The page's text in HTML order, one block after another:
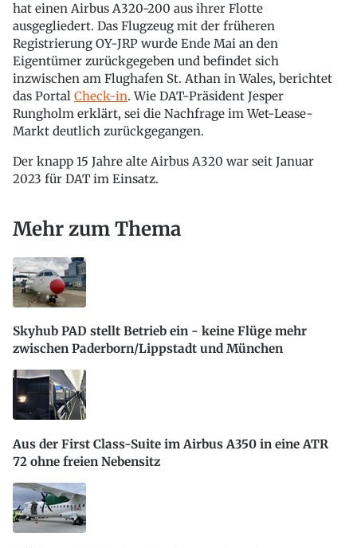
hat einen Airbus A320-200 aus ihrer Flotte
ausgegliedert. Das Flugzeug mit der früheren
Registrierung OY-JRP wurde Ende Mai an den
Eigentümer zurückgegeben und befindet sich
inzwischen am Flughafen St. Athan in Wales, berichtet
das Portal Check-in. Wie DAT-Präsident Jesper
Rungholm erklärt, sei die Nachfrage im Wet-Lease-
Markt deutlich zurückgegangen.
Der knapp 15 Jahre alte Airbus A320 war seit Januar
2023 für DAT im Einsatz.
Mehr zum Thema
Skyhub PAD stellt Betrieb ein - keine Flüge mehr
zwischen Paderborn/Lippstadt und München
Aus der First Class-Suite im Airbus A350 in eine ATR
72 ohne freien Nebensitz